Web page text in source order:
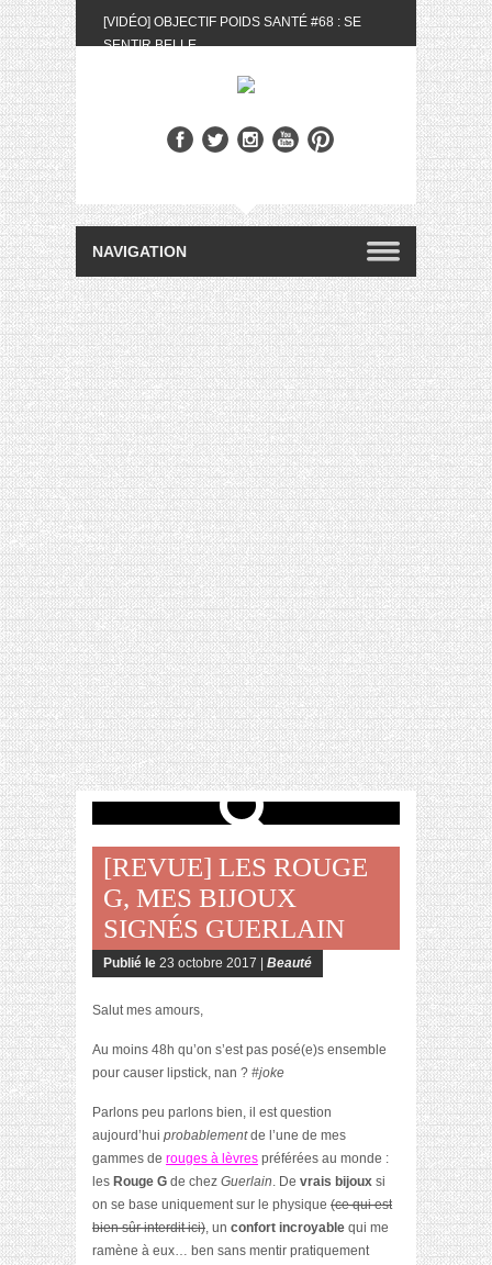
[VIDÉO] OBJECTIF POIDS SANTÉ #68 : SE
SENTIR BELLE
BIOTYFULL BOX DU MOIS DE MAI 2024 FEAT.
[VIDÉO] QUITOQUE #10 : MEAL PREP &
CONVIVIALITÉ
[VIDÉO] UNBOXING : LES MY LITTLE &
BIOTYFULL BOX DU MOIS D’AVRIL 2024
FEAT. AKILA
[VIDÉO] OBJECTIF POIDS SANTÉ #67 : L’AVIS
DES AUTRES, CE N’EST QUE LA VIE DES
AUTRES
[VIDÉO] UNBOXING : LES MY LITTLE &
BIOTYFULL BOX DES MOIS DE FÉVRIER ET
MARS 2024 FEAT. AKILA
[VIDÉO] LA SÉLECTION DU MOIS
#JANVIER2024
[VIDÉO] HELLOFRESH #34 : IDÉES
RECETTES RISOTTO
[REVUE] LES ROUGE
G, MES BIJOUX
SIGNÉS GUERLAIN
Publié le 23 octobre 2017 | Beauté
Salut mes amours,
Au moins 48h qu’on s’est pas posé(e)s ensemble
pour causer lipstick, nan ? #joke
Parlons peu parlons bien, il est question
aujourd’hui probablementde l’une de mes
gammes de rouges à lèvres préférées au monde :
les Rouge G de chez Guerlain. De vrais bijoux si
on se base uniquement sur le physique (ce qui est
bien sûr interdit ici), un confort incroyable qui me
ramène à eux… ben sans mentir pratiquement